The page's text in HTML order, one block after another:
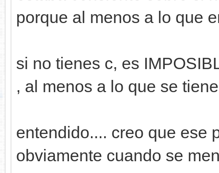
porque al menos a lo que
si no tienes c, es
, al menos a lo que se tiene
entendido.... creo que ese
obviamente cuando se